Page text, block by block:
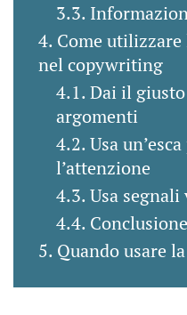
Come
nel copywriting
Dai il
argomenti
Usa
l’attenzione
Usa
Quando usare